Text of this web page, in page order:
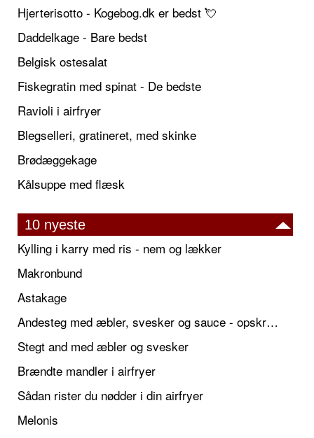
Hjerterisotto - Kogebog.dk er bedst 💘
Daddelkage - Bare bedst
Belgisk ostesalat
Fiskegratin med spinat - De bedste
Ravioli i airfryer
Blegselleri, gratineret, med skinke
Brødæggekage
Kålsuppe med flæsk
10 nyeste
Kylling i karry med ris - nem og lækker
Makronbund
Astakage
Andesteg med æbler, svesker og sauce - opskrift også til jul
Stegt and med æbler og svesker
Brændte mandler i airfryer
Sådan rister du nødder i din airfryer
Melonis